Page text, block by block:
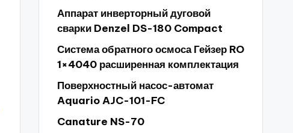
Аппарат инверторный дуговой
сварки Denzel DS-180 Compact
Система обратного осмоса Гейзер RO
1×4040 расширенная комплектация
Поверхностный насос-автомат
Aquario AJC-101-FC
Canature NS-70